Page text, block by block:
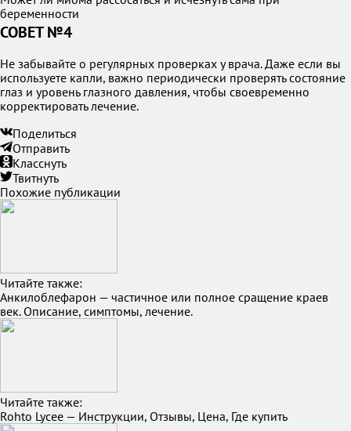
беременности
СОВЕТ №4
Не забывайте о регулярных проверках у врача. Даже если вы
используете капли, важно периодически проверять состояние
глаз и уровень глазного давления, чтобы своевременно
корректировать лечение.
Поделиться
Отправить
Класснуть
Твитнуть
Похожие публикации
Читайте также:
Анкилоблефарон — частичное или полное сращение краев
век. Описание, симптомы, лечение.
Читайте также:
Rohto Lycee — Инструкции, Отзывы, Цена, Где купить